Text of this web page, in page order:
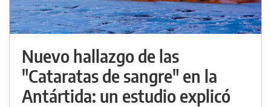
Nuevo hallazgo de las
"Cataratas de sangre" en la
Antártida: un estudio explicó